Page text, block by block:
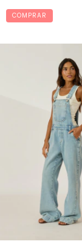
COMPRAR